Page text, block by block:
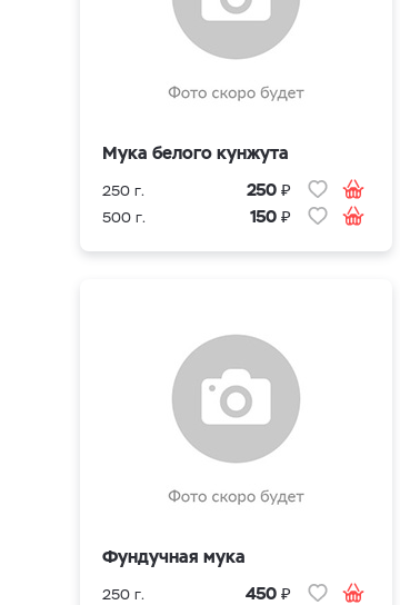
Мука белого кунжута
250 г. 250 ₽
500 г. 150 ₽
Фундучная мука
250 г. 450 ₽